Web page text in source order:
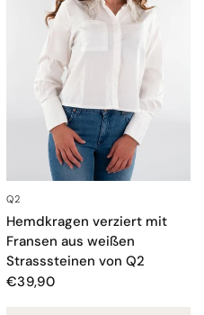
Q2
Hemdkragen verziert mit
Fransen aus weißen
Strasssteinen von Q2
€39,90